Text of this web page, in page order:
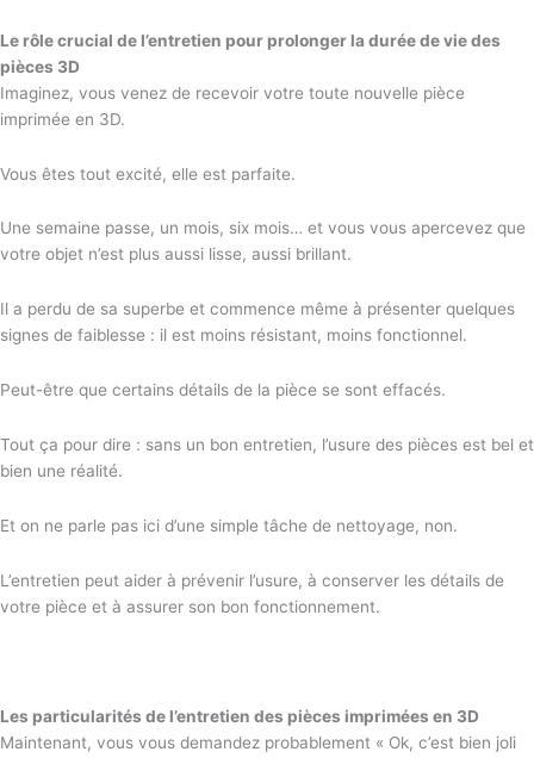
Le rôle crucial de l’entretien pour prolonger la durée de vie des
pièces 3D
Imaginez, vous venez de recevoir votre toute nouvelle pièce
imprimée en 3D.
Vous êtes tout excité, elle est parfaite.
Une semaine passe, un mois, six mois… et vous vous apercevez que
votre objet n’est plus aussi lisse, aussi brillant.
Il a perdu de sa superbe et commence même à présenter quelques
signes de faiblesse : il est moins résistant, moins fonctionnel.
Peut-être que certains détails de la pièce se sont effacés.
Tout ça pour dire : sans un bon entretien, l’usure des pièces est bel et
bien une réalité.
Et on ne parle pas ici d’une simple tâche de nettoyage, non.
L’entretien peut aider à prévenir l’usure, à conserver les détails de
votre pièce et à assurer son bon fonctionnement.
Les particularités de l’entretien des pièces imprimées en 3D
Maintenant, vous vous demandez probablement « Ok, c’est bien joli